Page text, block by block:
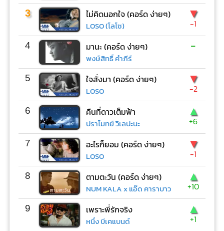
3 ไม่คิดนอกใจ (คอร์ด ง่ายๆ)
LOSO (โลโซ)
▼
-1
4 มานะ (คอร์ด ง่ายๆ)
พงษ์สิทธิ์ คำภีร์
-
5 ใจสั่งมา (คอร์ด ง่ายๆ)
LOSO
▼
-2
6 คืนที่ดาวเต็มฟ้า
ปราโมทย์ วิเลปะนะ
▲
+6
7 อะไรก็ยอม (คอร์ด ง่ายๆ)
LOSO
▼
-1
8 ตามตะวัน (คอร์ด ง่ายๆ)
NUM KALA x แอ๊ด คาราบาว
▲
+10
9 เพราะพี่รักจริง
หนึ่ง บีเคแบนด์
▲
+1